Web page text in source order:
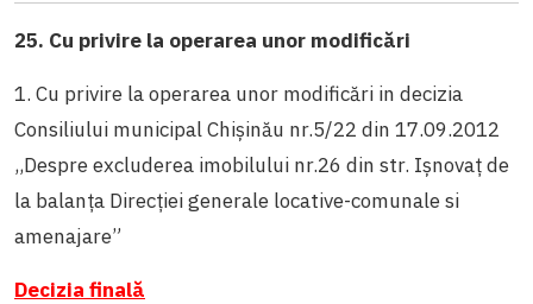
25. Cu privire la operarea unor modificări
1. Cu privire la operarea unor modificări in decizia
Consiliului municipal Chișinău nr.5/22 din 17.09.2012
,,Despre excluderea imobilului nr.26 din str. Ișnovaț de
la balanța Direcției generale locative-comunale si
amenajare”
Decizia finală